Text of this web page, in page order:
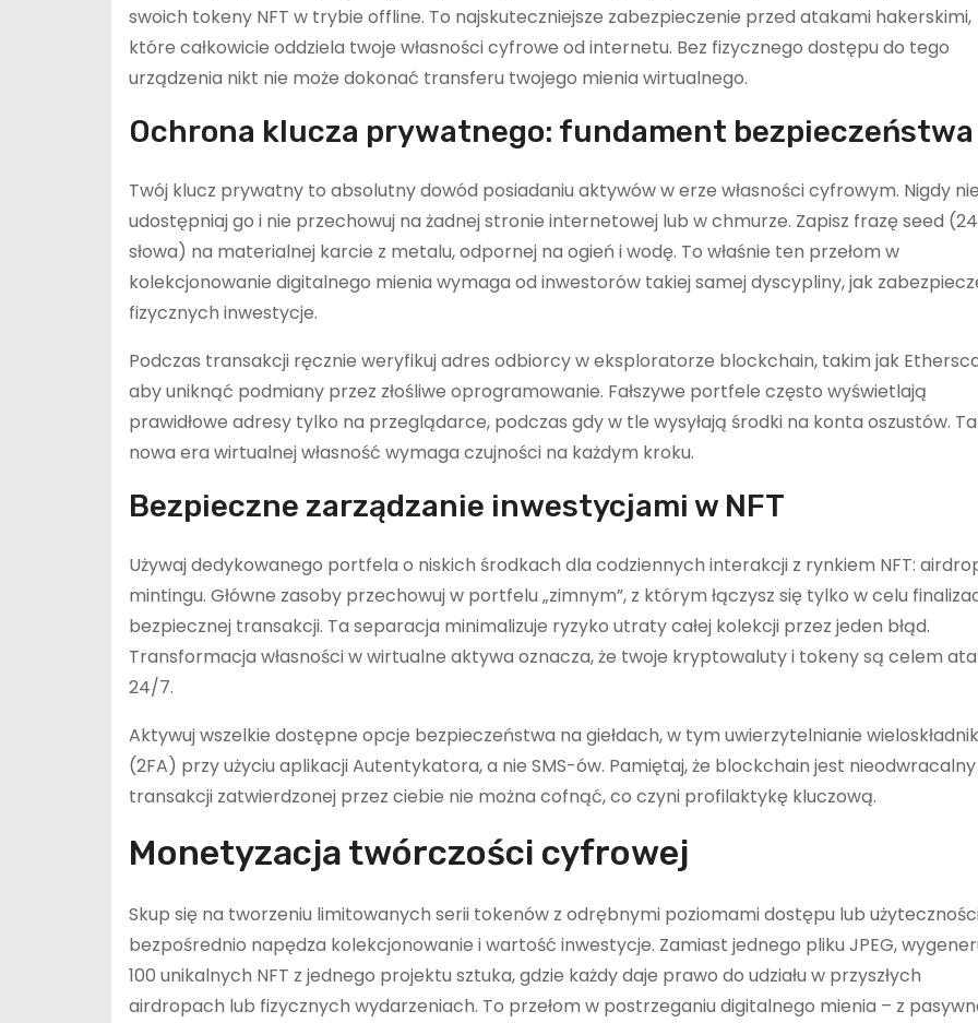
swoich tokeny NFT w trybie offline. To najskuteczniejsze zabezpieczenie przed atakami hakerskimi,
które całkowicie oddziela twoje własności cyfrowe od internetu. Bez fizycznego dostępu do tego
urządzenia nikt nie może dokonać transferu twojego mienia wirtualnego.
Ochrona klucza prywatnego: fundament bezpieczeństwa
Twój klucz prywatny to absolutny dowód posiadaniu aktywów w erze własności cyfrowym. Nigdy nie
udostępniaj go i nie przechowuj na żadnej stronie internetowej lub w chmurze. Zapisz frazę seed (24
słowa) na materialnej karcie z metalu, odpornej na ogień i wodę. To właśnie ten przełom w
kolekcjonowanie digitalnego mienia wymaga od inwestorów takiej samej dyscypliny, jak
fizycznych inwestycje.
Podczas transakcji ręcznie weryfikuj adres odbiorcy w eksploratorze blockchain, takim jak
aby uniknąć podmiany przez złośliwe oprogramowanie. Fałszywe portfele często wyświetlają
prawidłowe adresy tylko na przeglądarce, podczas gdy w tle wysyłają środki na konta oszustów. Ta
nowa era wirtualnej własność wymaga czujności na każdym kroku.
Bezpieczne zarządzanie inwestycjami w NFT
Używaj dedykowanego portfela o niskich środkach dla codziennych interakcji z rynkiem NFT:
mintingu. Główne zasoby przechowuj w portfelu „zimnym”, z którym łączysz się tylko w celu
bezpiecznej transakcji. Ta separacja minimalizuje ryzyko utraty całej kolekcji przez jeden błąd.
Transformacja własności w wirtualne aktywa oznacza, że twoje kryptowaluty i tokeny są celem
24/7.
Aktywuj wszelkie dostępne opcje bezpieczeństwa na giełdach, w tym uwierzytelnianie
(2FA) przy użyciu aplikacji Autentykatora, a nie SMS-ów. Pamiętaj, że blockchain jest
transakcji zatwierdzonej przez ciebie nie można cofnąć, co czyni profilaktykę kluczową.
Monetyzacja twórczości cyfrowej
Skup się na tworzeniu limitowanych serii tokenów z odrębnymi poziomami dostępu lub
bezpośrednio napędza kolekcjonowanie i wartość inwestycje. Zamiast jednego pliku JPEG,
100 unikalnych NFT z jednego projektu sztuka, gdzie każdy daje prawo do udziału w przyszłych
airdropach lub fizycznych wydarzeniach. To przełom w postrzeganiu digitalnego mienia – z